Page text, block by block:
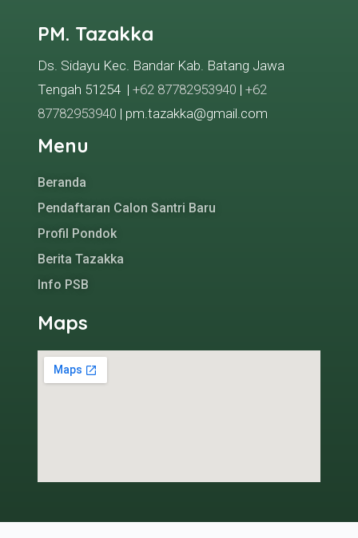
PM. Tazakka
Ds. Sidayu Kec. Bandar Kab. Batang Jawa
Tengah 51254 | +62 87782953940 | +62
87782953940 | pm.tazakka@gmail.com
Menu
Beranda
Pendaftaran Calon Santri Baru
Profil Pondok
Berita Tazakka
Info PSB
Maps